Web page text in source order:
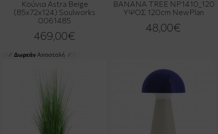
Κούνια Astra Beige
(85x72x124) Soulworks
0061485
469,00€
BANANA TREE NP1410_120
ΥΨΟΣ 120cm NewPlan
48,00€